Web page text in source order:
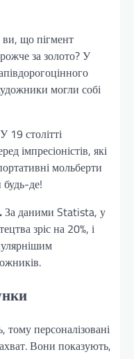
що пігмент
за золото? У
могли собі
У 19 столітті
імпресіоністів, які
мольберти
де!
За даними Statista, у
зріс на 20%, і
персоналізовані
Вони показують,